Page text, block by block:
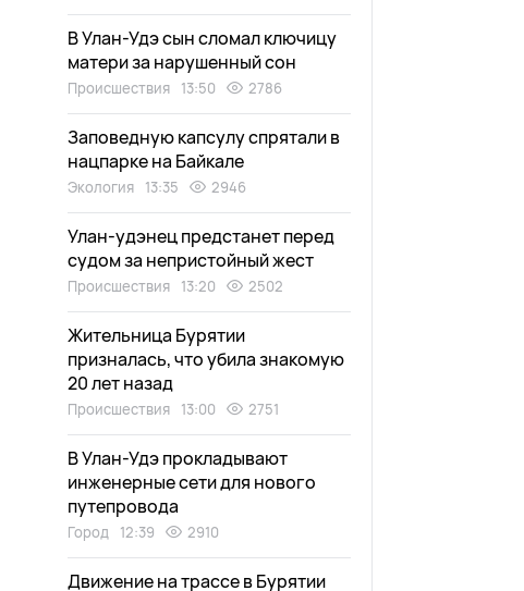
В Улан-Удэ сын сломал ключицу
матери за нарушенный сон
Происшествия 13:50 2786
Заповедную капсулу спрятали в
нацпарке на Байкале
Экология 13:35 2946
Улан-удэнец предстанет перед
судом за непристойный жест
Происшествия 13:20 2502
Жительница Бурятии
призналась, что убила знакомую
20 лет назад
Происшествия 13:00 2751
В Улан-Удэ прокладывают
инженерные сети для нового
путепровода
Город 12:39 2910
Движение на трассе в Бурятии